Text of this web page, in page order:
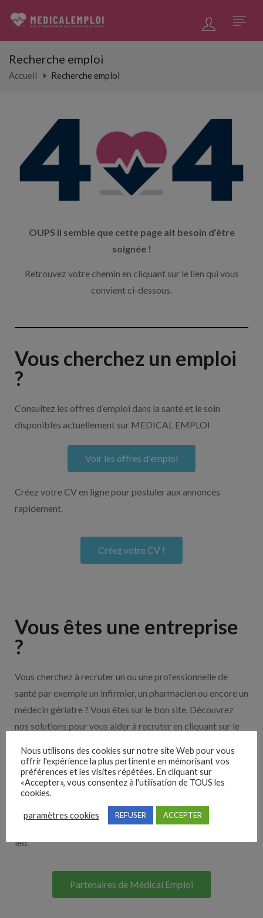
Recherche emploi
Accueil Recherche emploi
OUPS il semble que cette page ait besoin d’être
soignée !
Retrouvez votre chemin en cliquant sur le lien qui vous
convient ci-dessous.
Vous cherchez un emploi
?
Consultez les offres d’emploi dans la santé et le soin
disponibles actuellement sur MEDICAL EMPLOI
Voir les offres d'emploi
Créez votre CV en ligne pour postuler aux annonces
rapidement.
Créez votre CV !
Vous êtes une entreprise
?
Vous cherchez à recruter un ou une professionnelle de
santé par exemple un infirmier, un pharmacien ou encore un
médecin gériatre ? Vous êtes sur le bon site. Découvrez
nos solutions pour vous aider à recruter en cliquant sur le
Nos solutions entreprises
Lorem ipsum dolor sit amet, consectetur adipiscing elit. Ut
elit tellus, luctus nec ullamcorper mattis, pulvinar dapibus
leo.
Partenaires de Médical Emploi
Nous utilisons des cookies sur notre site Web pour vous
offrir l'expérience la plus pertinente en mémorisant vos
préférences et les visites répétées. En cliquant sur
«Accepter», vous consentez à l'utilisation de TOUS les
cookies.
paramètres cookies REFUSER ACCEPTER